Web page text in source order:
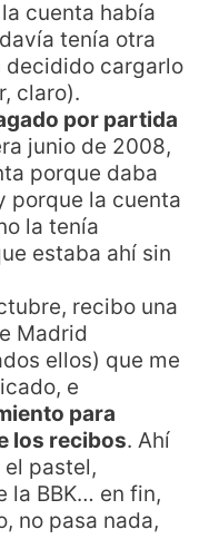
cuenta había
tenía otra
decidido cargarlo
claro).
por partida
junio de 2008,
porque daba
porque la cuenta
la tenía
estaba ahí sin
recibo una
Madrid
ellos) que me
e
para
los recibos. Ahí
pastel,
la BBK… en fin,
no pasa nada,